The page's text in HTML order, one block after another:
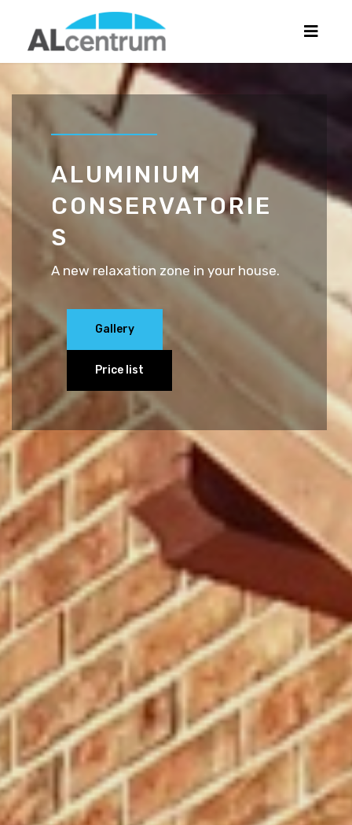
ALUMINIUM
CONSERVATORIE
S
A new relaxation zone in your house.
Gallery
Price list